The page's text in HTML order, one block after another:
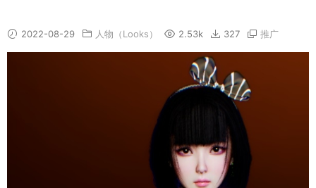
2022-08-29 人物（Looks） 2.53k 327 推广